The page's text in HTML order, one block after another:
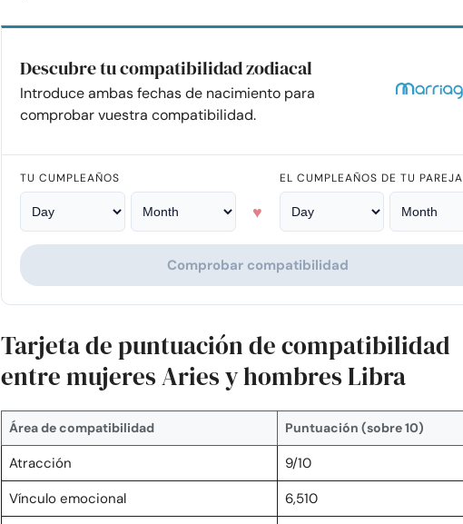
Descubre tu compatibilidad zodiacal
Introduce ambas fechas de nacimiento para
comprobar vuestra compatibilidad.
TU CUMPLEAÑOS
♥
EL CUMPLEAÑOS DE TU PAREJA
Comprobar compatibilidad
Tarjeta de puntuación de compatibilidad
entre mujeres Aries y hombres Libra
Área de compatibilidad Puntuación (sobre 10)
Atracción
9/10
Vínculo emocional
6,510